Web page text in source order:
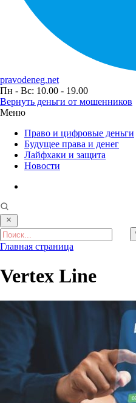
pravodeneg.net
Пн - Вс: 10.00 - 19.00
Вернуть деньги от мошенников
Меню
Право и цифровые деньги
Будущее права и денег
Лайфхаки и защита
Новости
Главная страница
Vertex Line